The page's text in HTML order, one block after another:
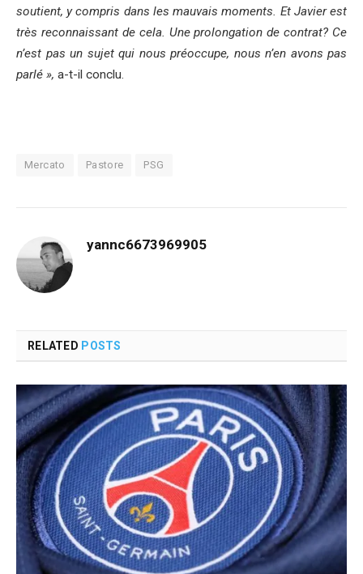
soutient, y compris dans les mauvais moments. Et Javier est
très reconnaissant de cela. Une prolongation de contrat? Ce
n’est pas un sujet qui nous préoccupe, nous n’en avons pas
parlé », a-t-il conclu.
Mercato Pastore PSG
yannc6673969905
RELATED POSTS